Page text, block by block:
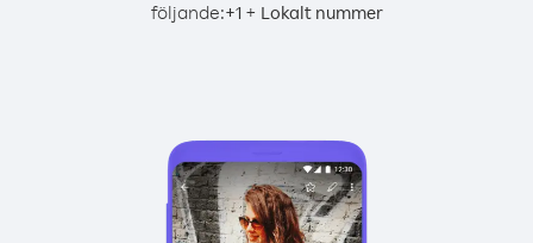
följande:+1+ Lokalt nummer